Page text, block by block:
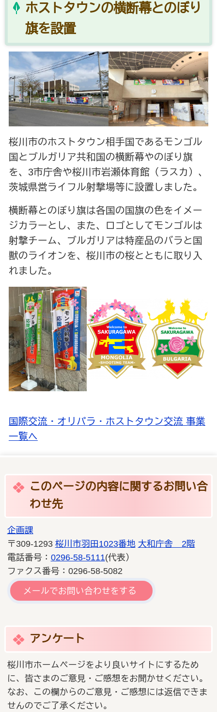
ホストタウンの横断幕とのぼり
旗を設置
桜川市のホストタウン相手国であるモンゴル
国とブルガリア共和国の横断幕やのぼり旗
を、3市庁舎や桜川市岩瀬体育館（ラスカ）、
茨城県営ライフル射撃場等に設置しました。
横断幕とのぼり旗は各国の国旗の色をイメー
ジカラーとし、また、ロゴとしてモンゴルは
射撃チーム、ブルガリアは特産品のバラと国
獣のライオンを、桜川市の桜とともに取り入
れました。
国際交流・オリパラ・ホストタウン交流 事業
一覧へ
このページの内容に関するお問い合
わせ先
企画課
〒309-1293 桜川市羽田1023番地 大和庁舎 2階
電話番号： 0296-58-5111(代表）
ファクス番号：0296-58-5082
メールでお問い合わせをする
アンケート
桜川市ホームページをより良いサイトにするため
に、皆さまのご意見・ご感想をお聞かせください。
なお、この欄からのご意見・ご感想には返信できま
せんのでご了承ください。